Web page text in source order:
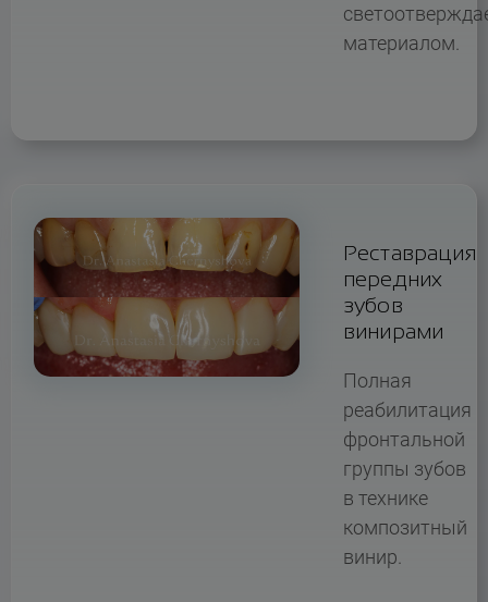
материалом.
Реставрация
передних
зубов
винирами
Полная
реабилитация
фронтальной
группы зубов
в технике
композитный
винир.